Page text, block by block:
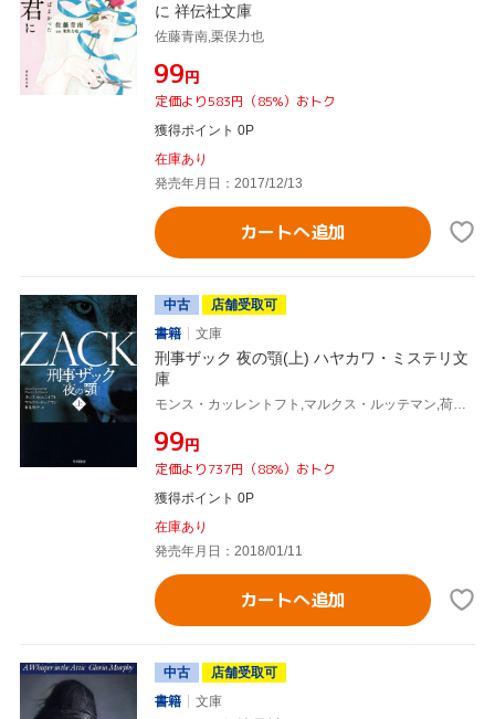
に 祥伝社文庫
佐藤青南,栗俣力也
¥99円
定価より583円（85%）おトク
獲得ポイント 0P
在庫あり
発売年月日：2017/12/13
カートへ追加
中古
店舗受取可
書籍
文庫
刑事ザック 夜の顎(上) ハヤカワ・ミステリ文
庫
モンス・カッレントフト,マルクス・ルッテマン,荷見明子
¥99円
定価より737円（88%）おトク
獲得ポイント 0P
在庫あり
発売年月日：2018/01/11
カートへ追加
中古
店舗受取可
書籍
文庫